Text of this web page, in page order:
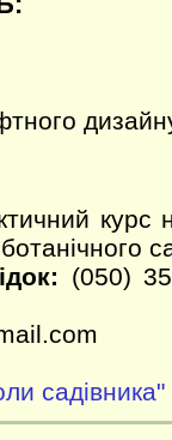
курс
(050)
садівника"